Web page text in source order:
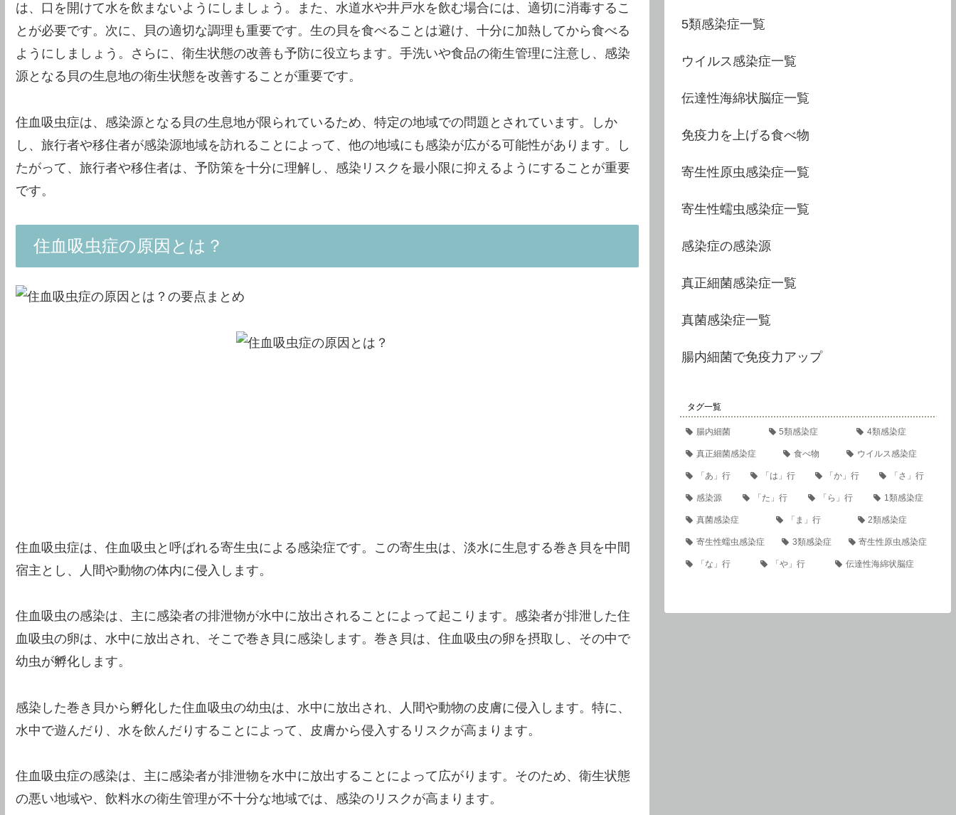
は、口を開けて水を飲まないようにしましょう。また、水道水や井戸水を飲む場合には、適切に消毒するこ
とが必要です。次に、貝の適切な調理も重要です。生の貝を食べることは避け、十分に加熱してから食べる
ようにしましょう。さらに、衛生状態の改善も予防に役立ちます。手洗いや食品の衛生管理に注意し、感染
源となる貝の生息地の衛生状態を改善することが重要です。
住血吸虫症は、感染源となる貝の生息地が限られているため、特定の地域での問題とされています。しか
し、旅行者や移住者が感染源地域を訪れることによって、他の地域にも感染が広がる可能性があります。し
たがって、旅行者や移住者は、予防策を十分に理解し、感染リスクを最小限に抑えるようにすることが重要
です。
住血吸虫症の原因とは？
住血吸虫症は、住血吸虫と呼ばれる寄生虫による感染症です。この寄生虫は、淡水に生息する巻き貝を中間
宿主とし、人間や動物の体内に侵入します。
住血吸虫の感染は、主に感染者の排泄物が水中に放出されることによって起こります。感染者が排泄した住
血吸虫の卵は、水中に放出され、そこで巻き貝に感染します。巻き貝は、住血吸虫の卵を摂取し、その中で
幼虫が孵化します。
感染した巻き貝から孵化した住血吸虫の幼虫は、水中に放出され、人間や動物の皮膚に侵入します。特に、
水中で遊んだり、水を飲んだりすることによって、皮膚から侵入するリスクが高まります。
住血吸虫症の感染は、主に感染者が排泄物を水中に放出することによって広がります。そのため、衛生状態
の悪い地域や、飲料水の衛生管理が不十分な地域では、感染のリスクが高まります。
5類感染症一覧
ウイルス感染症一覧
伝達性海綿状脳症一覧
免疫力を上げる食べ物
寄生性原虫感染症一覧
寄生性蠕虫感染症一覧
感染症の感染源
真正細菌感染症一覧
真菌感染症一覧
腸内細菌で免疫力アップ
タグ一覧
腸内細菌 5類感染症 4類感染症
真正細菌感染症 食べ物 ウイルス感染症
「あ」行 「は」行 「か」行 「さ」行
感染源 「た」行 「ら」行 1類感染症
真菌感染症 「ま」行 2類感染症
寄生性蠕虫感染症 3類感染症 寄生性原虫感染症
「な」行 「や」行 伝達性海綿状脳症